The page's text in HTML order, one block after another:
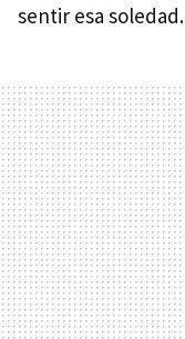
sentir esa soledad.